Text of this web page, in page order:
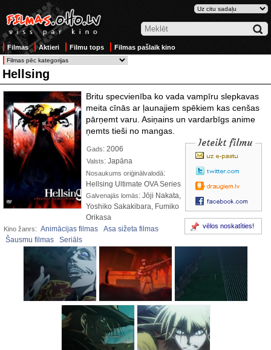
Filmas Aktieri Filmu tops Filmas pašlaik kino
Hellsing
Britu specvienība ko vada vampīru slepkavas
meita cīnās ar ļaunajiem spēkiem kas cenšas
pārņemt varu. Asiņains un vardarbīgs anime
ņemts tieši no mangas.
Ieteikt filmu
vēlos noskatīties!
Gads: 2006
Valsts: Japāna
Nosaukums oriģinālvalodā:
Hellsing Ultimate OVA Series
Galvenajās lomās: Jōji Nakata,
Yoshiko Sakakibara, Fumiko
Orikasa
Kino žanrs: Animācijas filmas
Asa sižeta filmas
Šausmu filmas
Seriāls